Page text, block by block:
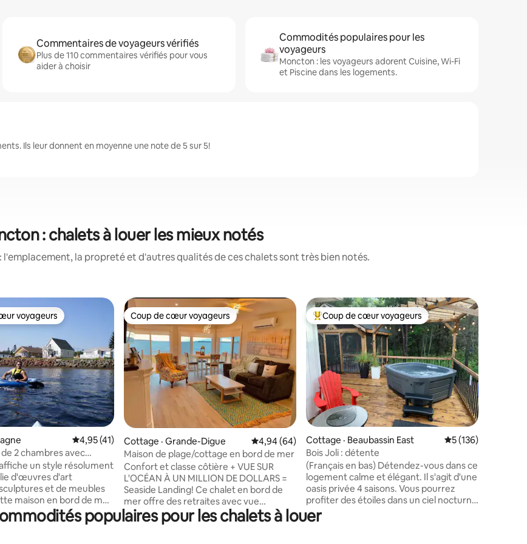
Commentaires de voyageurs vérifiés
Plus de 110 commentaires vérifiés pour vous
aider à choisir
Commodités populaires pour les
voyageurs
Moncton : les voyageurs adorent Cuisine, Wi-Fi
et Piscine dans les logements.
Ils leur donnent en moyenne une note de 5 sur 5!
: chalets à louer les mieux notés
l'emplacement, la propreté et d'autres qualités de ces chalets sont très bien notés.
94 commentaires
voyageurs parmi les plus aimés
voyageurs
Note moyenne de 4,95 sur 5, 41 commentaires
4,95 (41)
2 chambres avec
un style résolument
d'œuvres d'art
et de meubles
maison en bord de mer
tranquille et paisible.
couchers de soleil qui
Coup de cœur voyageurs
Coup de cœur voyageurs
Cottage · Grande-Digue Note moyenne de 4,94 sur 5, 64 commentaires
4,94 (64)
Maison de plage/cottage en bord de mer
Confort et classe côtière + VUE SUR
L'OCÉAN À UN MILLION DE DOLLARS =
Seaside Landing! Ce chalet en bord de
mer offre des retraites avec vue
DIRECTE sur le détroit de
Northumberland et l'île de Cocagne, à
Coup de cœur voyageurs parmi les plus aimés
Coup de cœur voyageurs
Cottage · Beaubassin East Note moyenne de
5 (136)
Bois Joli : détente
(Français en bas) Détendez-vous dans ce
logement calme et élégant. Il s'agit d'une
oasis privée 4 saisons. Vous pourrez
profiter des étoiles dans un ciel nocturne
clair autour du foyer ou dans la chaleur
réconfortante du spa. La grande
populaires pour les chalets à louer